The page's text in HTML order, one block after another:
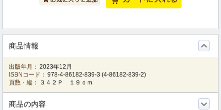
商品情報
出版年月： 2023年12月
ISBNコード： 978-4-86182-839-3 (4-86182-839-2)
頁数・縦：
３４２Ｐ １９ｃｍ
商品の内容